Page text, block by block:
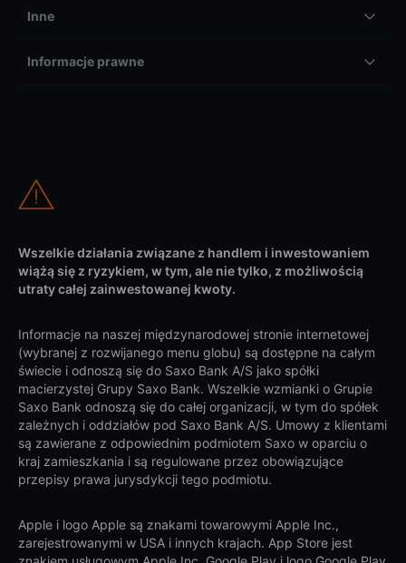
Inne
Informacje prawne
Wszelkie działania związane z handlem i inwestowaniem
wiążą się z ryzykiem, w tym, ale nie tylko, z możliwością
utraty całej zainwestowanej kwoty.
Informacje na naszej międzynarodowej stronie internetowej
(wybranej z rozwijanego menu globu) są dostępne na całym
świecie i odnoszą się do Saxo Bank A/S jako spółki
macierzystej Grupy Saxo Bank. Wszelkie wzmianki o Grupie
Saxo Bank odnoszą się do całej organizacji, w tym do spółek
zależnych i oddziałów pod Saxo Bank A/S. Umowy z klientami
są zawierane z odpowiednim podmiotem Saxo w oparciu o
kraj zamieszkania i są regulowane przez obowiązujące
przepisy prawa jurysdykcji tego podmiotu.
Apple i logo Apple są znakami towarowymi Apple Inc.,
zarejestrowanymi w USA i innych krajach. App Store jest